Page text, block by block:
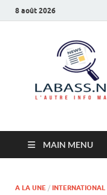
8 août 2026
MAIN MENU
A LA UNE / INTERNATIONAL